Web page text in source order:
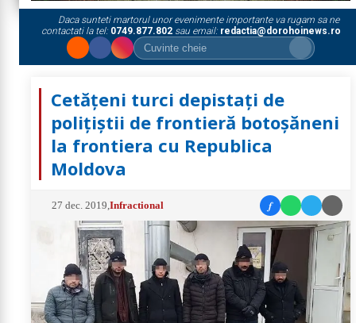
Daca sunteti martorul unor evenimente importante va rugam sa ne
contactati la tel: 0749.877.802sau email: redactia@dorohoinews.ro
Cetățeni turci depistați de
polițiștii de frontieră botoșăneni
la frontiera cu Republica
Moldova
27 dec. 2019 ,Infractional f